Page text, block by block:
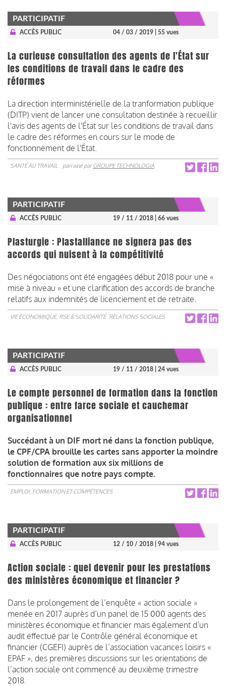
PARTICIPATIF
ACCÈS PUBLIC 04 / 03 / 2019 | 55 vues
La curieuse consultation des agents de l'État sur
les conditions de travail dans le cadre des
réformes
La direction interministérielle de la tranformation publique
(DITP) vient de lancer une consultation destinée à recueillir
l'avis des agents de l'État sur les conditions de travail dans
le cadre des réformes en cours sur le mode de
fonctionnement de l'État.
SANTÉ AU TRAVAIL parrainé parGROUPE TECHNOLOGIA
PARTICIPATIF
ACCÈS PUBLIC 19 / 11 / 2018 | 66 vues
Plasturgie : Plastalliance ne signera pas des
accords qui nuisent à la compétitivité
Des négociations ont été engagées début 2018 pour une «
mise à niveau » et une clarification des accords de branche
relatifs aux indemnités de licenciement et de retraite.
VIE ÉCONOMIQUE, RSE & SOLIDARITÉ RELATIONS SOCIALES
PARTICIPATIF
ACCÈS PUBLIC 19 / 11 / 2018 | 24 vues
Le compte personnel de formation dans la fonction
publique : entre farce sociale et cauchemar
organisationnel
Succédant à un DIF mort né dans la fonction publique,
le CPF/CPA brouille les cartes sans apporter la moindre
solution de formation aux six millions de
fonctionnaires que notre pays compte.
EMPLOI, FORMATION ET COMPÉTENCES
PARTICIPATIF
ACCÈS PUBLIC 12 / 10 / 2018 | 94 vues
Action sociale : quel devenir pour les prestations
des ministères économique et financier ?
Dans le prolongement de l’enquête « action sociale »
menée en 2017 auprès d’un panel de 15 000 agents des
ministères économique et financier mais également d’un
audit effectué par le Contrôle général économique et
financier (CGEFI) auprès de l’association vacances loisirs «
EPAF », des premières discussions sur les orientations de
l’action sociale ont commencé au deuxième trimestre
2018.